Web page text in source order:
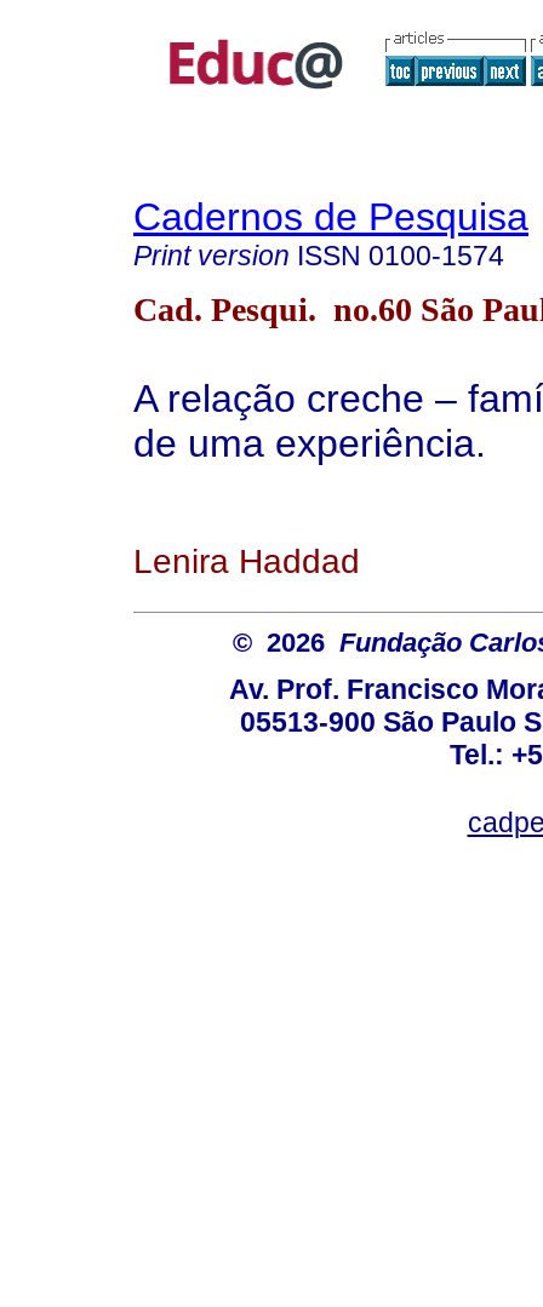
Cadernos de Pesquisa
Print version ISSN 0100-1574
Cad. Pesqui. no.60 São
A relação creche –
de uma experiência.
Lenira Haddad
© 2026 Fundação
Av. Prof. Francisco
05513-900 São Paulo
Tel.: